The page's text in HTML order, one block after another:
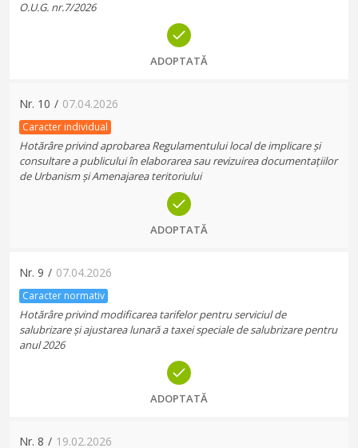
O.U.G. nr.7/2026
ADOPTATĂ
Nr. 10 / 07.04.2026
Caracter individual
Hotărâre privind aprobarea Regulamentului local de implicare și
consultare a publicului în elaborarea sau revizuirea documentațiilor
de Urbanism și Amenajarea teritoriului
ADOPTATĂ
Nr. 9 / 07.04.2026
Caracter normativ
Hotărâre privind modificarea tarifelor pentru serviciul de
salubrizare și ajustarea lunară a taxei speciale de salubrizare pentru
anul 2026
ADOPTATĂ
Nr. 8 / 19.02.2026